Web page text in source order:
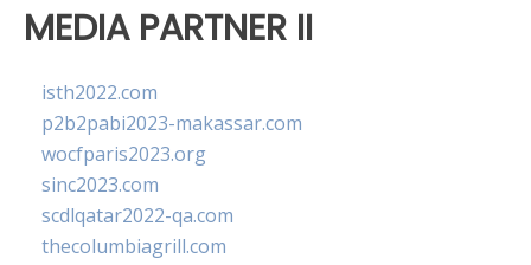
MEDIA PARTNER II
isth2022.com
p2b2pabi2023-makassar.com
wocfparis2023.org
sinc2023.com
scdlqatar2022-qa.com
thecolumbiagrill.com